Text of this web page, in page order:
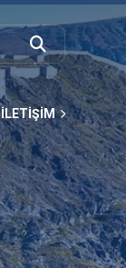
İLETİŞİM